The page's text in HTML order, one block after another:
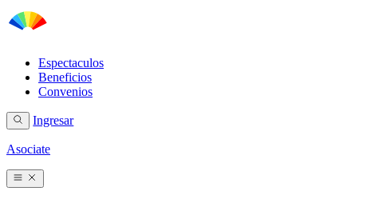
Espectaculos
Beneficios
Convenios
Ingresar
Asociate